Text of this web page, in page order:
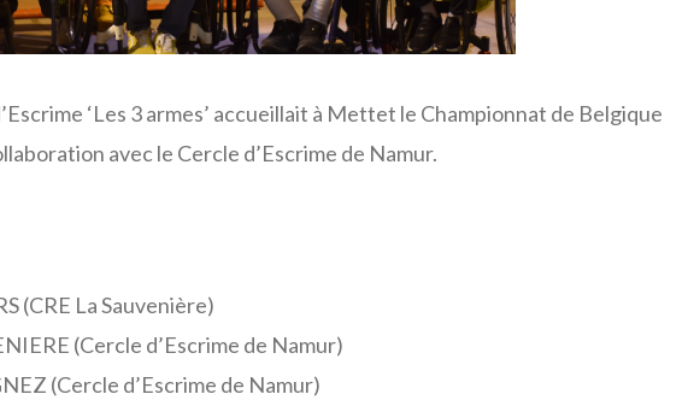
‘Les 3 armes’ accueillait à Mettet le Championnat de Belgique
avec le Cercle d’Escrime de Namur.
(CRE La Sauvenière)
(Cercle d’Escrime de Namur)
(Cercle d’Escrime de Namur)